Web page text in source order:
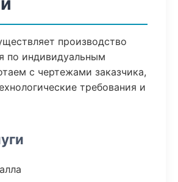
производство
по индивидуальным
с чертежами заказчика,
требования и